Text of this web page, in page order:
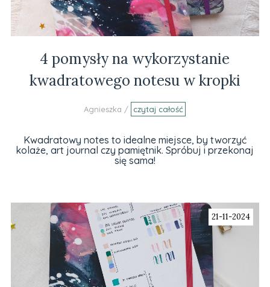
4 pomysły na wykorzystanie
kwadratowego notesu w kropki
Agnieszka / czytaj całość
Kwadratowy notes to idealne miejsce, by tworzyć
kolaże, art journal czy pamiętnik. Spróbuj i przekonaj
się sama!
21-11-2024